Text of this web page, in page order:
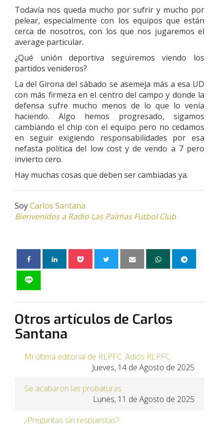
Todavía nos queda mucho por sufrir y mucho por
pelear, especialmente con los equipos que están
cerca de nosotros, con los que nos jugaremos el
average particular.
¿Qué unión deportiva seguiremos viendo los
partidos venideros?
La del Girona del sábado se asemeja más a esa UD
con más firmeza en el centro del campo y donde la
defensa sufre mucho menos de lo que lo venía
haciendo. Algo hemos progresado, sigamos
cambiando el chip con el equipo pero no cedamos
en seguir exigiendo responsabilidades por esa
nefasta política del low cost y de vendo a 7 pero
invierto cero.
Hay muchas cosas que deben ser cambiadas ya.
SoyCarlos Santana
Bienvenidos a Radio Las Palmas Futbol Club
Otros artículos de Carlos
Santana
Mi última editorial de RLPFC. Adiós RLPFC
Jueves, 14 de Agosto de 2025
Se acabaron las probaturas
Lunes, 11 de Agosto de 2025
¿Preguntas sin respuestas?